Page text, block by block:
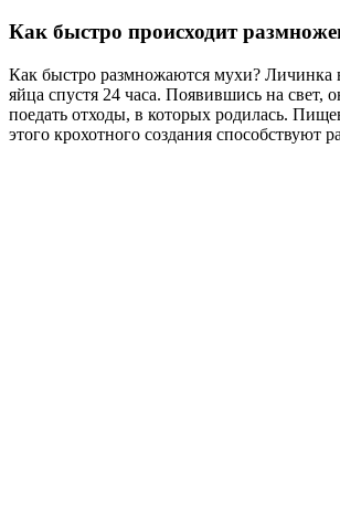
Как быстро происходит
Как быстро размножаются мухи? Личинка
яйца спустя 24 часа. Появившись на свет,
поедать отходы, в которых родилась.
этого крохотного создания